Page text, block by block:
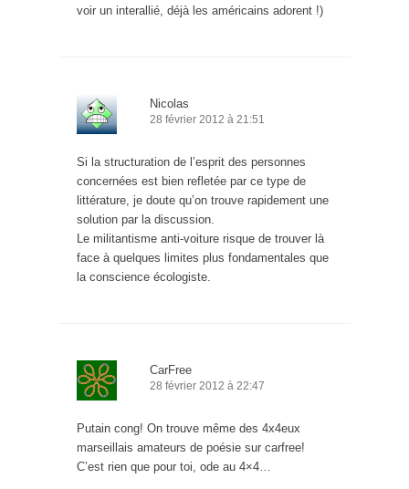
voir un interallié, déjà les américains adorent !)
Nicolas
28 février 2012 à 21:51
Si la structuration de l’esprit des personnes
concernées est bien refletée par ce type de
littérature, je doute qu’on trouve rapidement une
solution par la discussion.
Le militantisme anti-voiture risque de trouver là
face à quelques limites plus fondamentales que
la conscience écologiste.
CarFree
28 février 2012 à 22:47
Putain cong! On trouve même des 4x4eux
marseillais amateurs de poésie sur carfree!
C’est rien que pour toi, ode au 4×4…